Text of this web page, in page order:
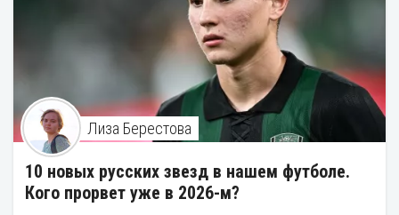
Лиза Берестова
10 новых русских звезд в нашем футболе.
Кого прорвет уже в 2026-м?